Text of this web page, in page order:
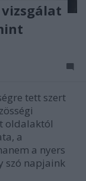
tett szert
oldalaktól
a
a nyers
szó napjaink